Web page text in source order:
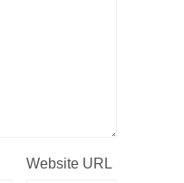
Website URL